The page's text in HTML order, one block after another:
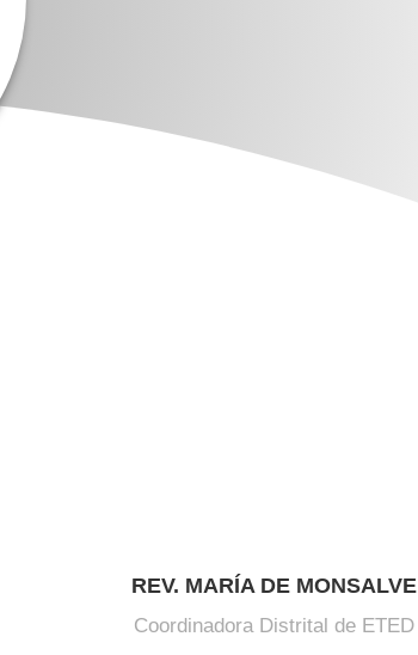
REV. MARÍA DE MONSALVE
Coordinadora Distrital de ETED